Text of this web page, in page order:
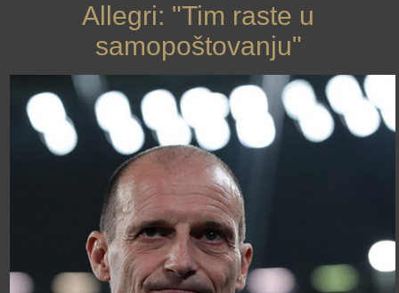
Allegri: "Tim raste u
samopoštovanju"
›